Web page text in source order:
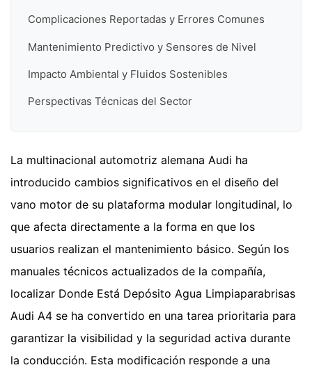
Complicaciones Reportadas y Errores Comunes
Mantenimiento Predictivo y Sensores de Nivel
Impacto Ambiental y Fluidos Sostenibles
Perspectivas Técnicas del Sector
La multinacional automotriz alemana Audi ha
introducido cambios significativos en el diseño del
vano motor de su plataforma modular longitudinal, lo
que afecta directamente a la forma en que los
usuarios realizan el mantenimiento básico. Según los
manuales técnicos actualizados de la compañía,
localizar Donde Está Depósito Agua Limpiaparabrisas
Audi A4 se ha convertido en una tarea prioritaria para
garantizar la visibilidad y la seguridad activa durante
la conducción. Esta modificación responde a una